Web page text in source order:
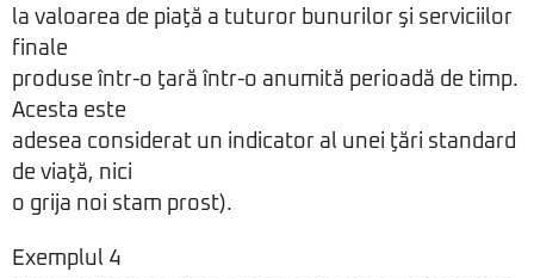
la valoarea de piaţă a tuturor bunurilor şi serviciilor
finale
produse într-o ţară într-o anumită perioadă de timp.
Acesta este
adesea considerat un indicator al unei ţări standard
de viaţă, nici
o grija noi stam prost).
Exemplul 4